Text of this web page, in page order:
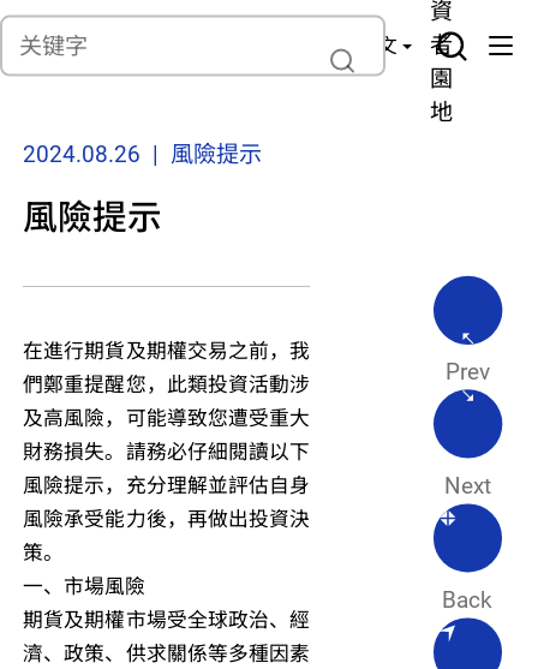
聯繫我們 中文
貨
產
理
險
資
者
園
地
2024.08.26 | 風險提示
風險提示
在進行期貨及期權交易之前，我
們鄭重提醒您，此類投資活動涉
及高風險，可能導致您遭受重大
財務損失。請務必仔細閱讀以下
風險提示，充分理解並評估自身
風險承受能力後，再做出投資決
策。
一、市場風險
期貨及期權市場受全球政治、經
濟、政策、供求關係等多種因素
Prev
Next
Back